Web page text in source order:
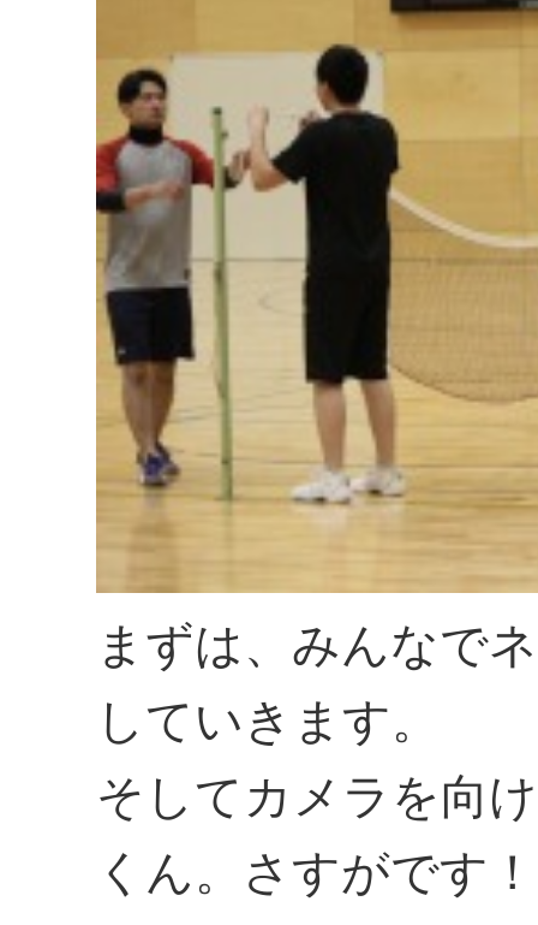
まずは、みんなで
していきます。
そしてカメラを向
くん。さすがです！